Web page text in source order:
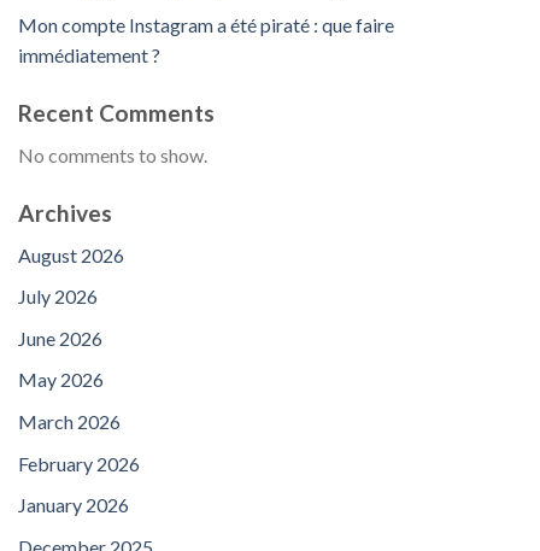
Mon compte Instagram a été piraté : que faire
immédiatement ?
Recent Comments
No comments to show.
Archives
August 2026
July 2026
June 2026
May 2026
March 2026
February 2026
January 2026